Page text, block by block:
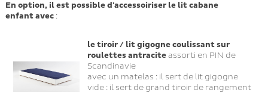
En option, il est possible d'accessoiriser le lit cabane
enfant avec:
le tiroir / lit gigogne coulissant sur
roulettes antraciteassorti en PIN de
Scandinavie
avec un matelas : il sert de lit gigogne
vide : il sert de grand tiroir de rangement